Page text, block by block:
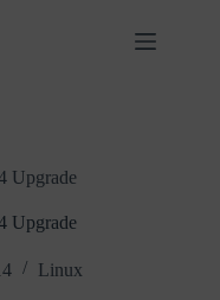
Upgrade
Upgrade
Linux